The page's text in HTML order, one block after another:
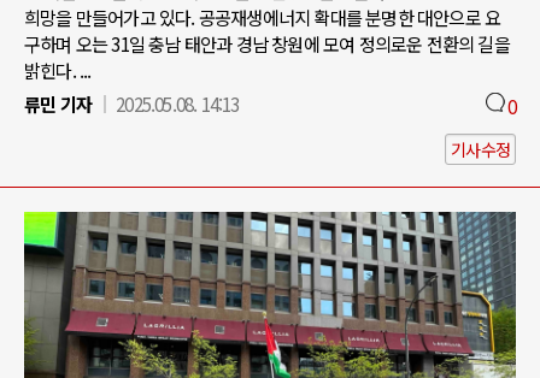
희망을 만들어가고 있다. 공공재생에너지 확대를 분명한 대안으로 요
구하며 오는 31일 충남 태안과 경남 창원에 모여 정의로운 전환의 길을
밝힌다. ...
류민 기자
2025.05.08. 14:13 0
기사수정